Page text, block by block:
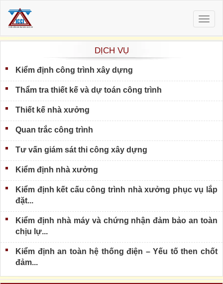
DỊCH VỤ
Kiểm định công trình xây dựng
Thẩm tra thiết kế và dự toán công trình
Thiết kế nhà xưởng
Quan trắc công trình
Tư vấn giám sát thi công xây dựng
Kiểm định nhà xưởng
Kiểm định kết cấu công trình nhà xưởng phục vụ lắp
đặt...
Kiểm định nhà máy và chứng nhận đảm bảo an toàn
chịu lự...
Kiểm định an toàn hệ thống điện – Yếu tố then chốt
đảm...